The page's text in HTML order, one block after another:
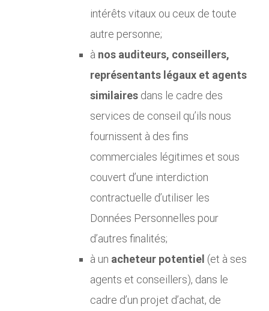
intérêts vitaux ou ceux de toute
autre personne;
à nos auditeurs, conseillers,
représentants légaux et agents
similaires dans le cadre des
services de conseil qu’ils nous
fournissent à des fins
commerciales légitimes et sous
couvert d’une interdiction
contractuelle d’utiliser les
Données Personnelles pour
d’autres finalités;
à un acheteur potentiel (et à ses
agents et conseillers), dans le
cadre d’un projet d’achat, de